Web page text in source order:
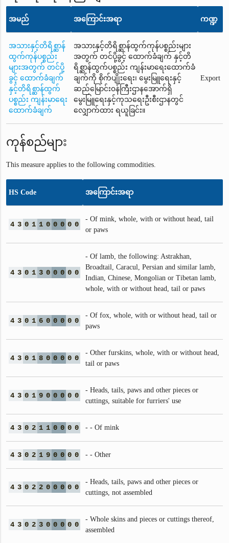
အမည် အကြောင်းအရာ ကဏ္ဍ
အသားနှင့်တိရိစ္ဆာန်
ထွက်ကုန်ပစ္စည်း
များအတွက် တင်ပို့
ခွင့် ထောက်ခံချက်
နှင့်တိရိစ္ဆာန်ထွက်
ပစ္စည်း ကျန်းမာရေး
ထောက်ခံချက်
အသားနှင့်တိရိစ္ဆာန်ထွက်ကုန်ပစ္စည်းများ
အတွက် တင်ပို့ခွင့် ထောက်ခံချက် နှင့်တိ
ရိစ္ဆာန်ထွက်ပစ္စည်း ကျန်းမာရေးထောက်ခံ
ချက်ကို စိုက်ပျိုးရေး၊ မွေးမြူရေးနှင့်
ဆည်မြောင်း၀န်ကြီးဌာနအောက်ရှိ
မွေးမြူရေးနှင့်ကုသရေးဦးစီးဌာနတွင်
လျှောက်ထား ရယူခြင်း။
Export
ကုန်စည်များ
This measure applies to the following commodities.
HS Code အကြောင်းအရာ
4 3 0 1 1 0 0 0 0 0
- Of mink, whole, with or without head, tail
or paws
4 3 0 1 3 0 0 0 0 0
- Of lamb, the following: Astrakhan,
Broadtail, Caracul, Persian and similar lamb,
Indian, Chinese, Mongolian or Tibetan lamb,
whole, with or without head, tail or paws
4 3 0 1 6 0 0 0 0 0
- Of fox, whole, with or without head, tail or
paws
4 3 0 1 8 0 0 0 0 0
- Other furskins, whole, with or without head,
tail or paws
4 3 0 1 9 0 0 0 0 0
- Heads, tails, paws and other pieces or
cuttings, suitable for furriers' use
4 3 0 2 1 1 0 0 0 0 - - Of mink
4 3 0 2 1 9 0 0 0 0 - - Other
4 3 0 2 2 0 0 0 0 0
- Heads, tails, paws and other pieces or
cuttings, not assembled
4 3 0 2 3 0 0 0 0 0
- Whole skins and pieces or cuttings thereof,
assembled